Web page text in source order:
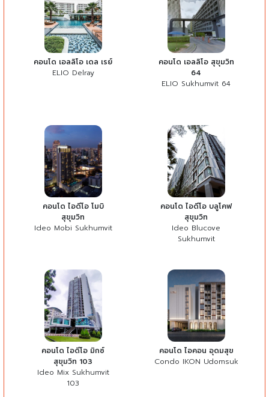
คอนโด เอลลิโอ เดล เรย์
ELIO Delray
คอนโด เอลลิโอ สุขุมวิท
64
ELIO Sukhumvit 64
คอนโด ไอดีโอ โมบิ
สุขุมวิท
Ideo Mobi Sukhumvit
คอนโด ไอดีโอ บลูโคฟ
สุขุมวิท
Ideo Blucove
Sukhumvit
คอนโด ไอดีโอ มิกซ์
สุขุมวิท 103
Ideo Mix Sukhumvit
103
คอนโด ไอคอน อุดมสุข
Condo IKON Udomsuk